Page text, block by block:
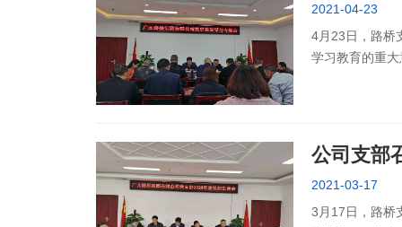
2021-04-23
4月23日，路桥
学习教育的重
公司支部
2021-03-17
3月17日，路桥